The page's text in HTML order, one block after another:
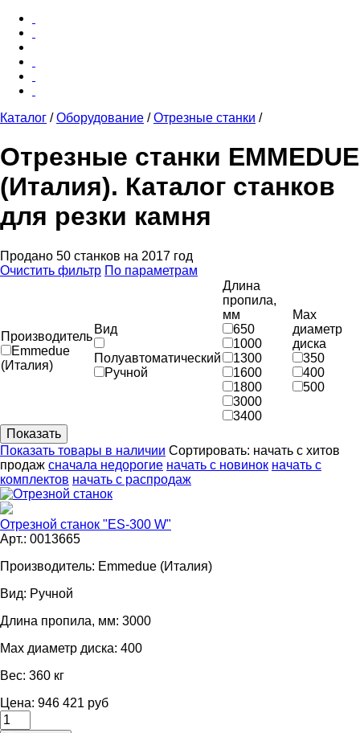
Каталог / Оборудование / Отрезные станки /
Отрезные станки EMMEDUE
(Италия). Каталог станков
для резки камня
Продано 50 станков на 2017 год
Очистить фильтр По параметрам
Производитель
Emmedue
(Италия)
Вид
Полуавтоматический
Ручной
Длина
пропила,
мм
650
1000
1300
1600
1800
3000
3400
Мах
диаметр
диска
350
400
500
Показать товары в наличии Сортировать: начать с хитов
продаж сначала недорогие начать с новинок начать с
комплектов начать с распродаж
Отрезной станок "ES-300 W"
Арт.: 0013665
Производитель: Emmedue (Италия)
Вид: Ручной
Длина пропила, мм: 3000
Мах диаметр диска: 400
Вес: 360 кг
Цена: 946 421 руб